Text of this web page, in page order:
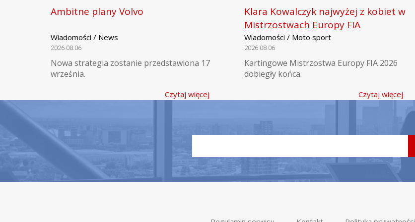
Ambitne plany Volvo
Wiadomości / News
2026.08.06
Nowa strategia zostanie przedstawiona 17
września.
Czytaj więcej
Klara Kowalczyk najwyżej z kobiet w
Mistrzostwach Europy FIA
Wiadomości / Moto sport
2026.08.06
Kartingowe Mistrzostwa Europy FIA 2026
dobiegły końca.
Czytaj więcej